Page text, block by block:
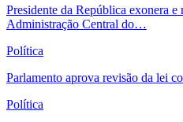
Presidente da República exonera e
Administração Central do…
Política
Parlamento aprova revisão da lei
Política